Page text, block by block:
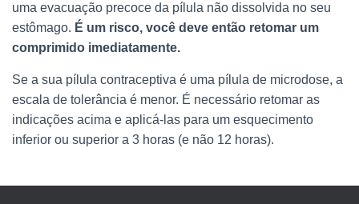
uma evacuação precoce da pílula não dissolvida no seu
estômago. É um risco, você deve então retomar um
comprimido imediatamente.
Se a sua pílula contraceptiva é uma pílula de microdose, a
escala de tolerância é menor. É necessário retomar as
indicações acima e aplicá-las para um esquecimento
inferior ou superior a 3 horas (e não 12 horas).